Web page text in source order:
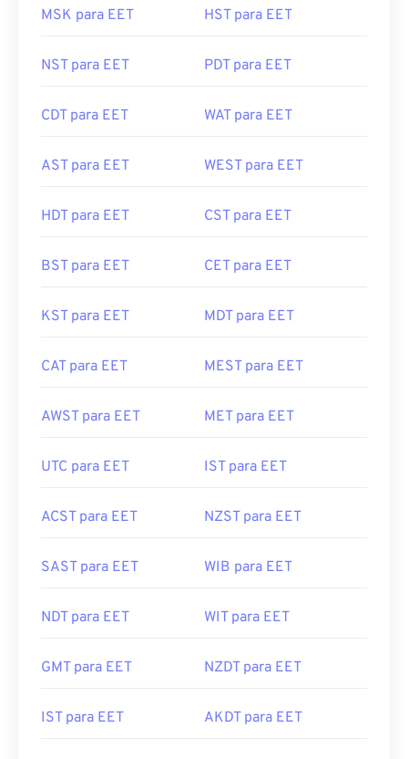
MSK para EET HST para EET
NST para EET PDT para EET
CDT para EET WAT para EET
AST para EET WEST para EET
HDT para EET CST para EET
BST para EET CET para EET
KST para EET MDT para EET
CAT para EET MEST para EET
AWST para EET MET para EET
UTC para EET IST para EET
ACST para EET NZST para EET
SAST para EET WIB para EET
NDT para EET WIT para EET
GMT para EET NZDT para EET
IST para EET AKDT para EET